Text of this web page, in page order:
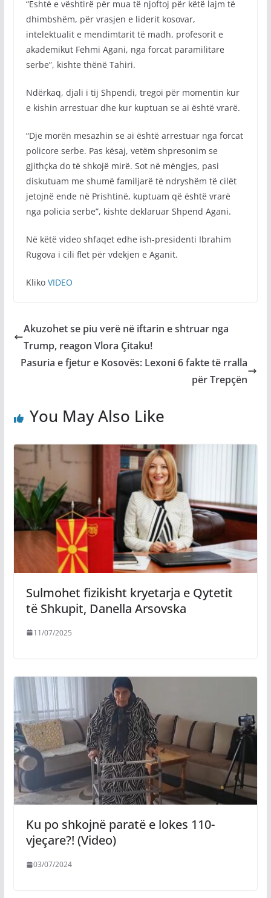
“Është e vështirë për mua të njoftoj për këtë lajm të
dhimbshëm, për vrasjen e liderit kosovar,
intelektualit e mendimtarit të madh, profesorit e
akademikut Fehmi Agani, nga forcat paramilitare
serbe”, kishte thënë Tahiri.
Ndërkaq, djali i tij Shpendi, tregoi për momentin kur
e kishin arrestuar dhe kur kuptuan se ai është vrarë.
“Dje morën mesazhin se ai është arrestuar nga forcat
policore serbe. Pas kësaj, vetëm shpresonim se
gjithçka do të shkojë mirë. Sot në mëngjes, pasi
diskutuam me shumë familjarë të ndryshëm të cilët
jetojnë ende në Prishtinë, kuptuam që është vrarë
nga policia serbe”, kishte deklaruar Shpend Agani.
Në këtë video shfaqet edhe ish-presidenti Ibrahim
Rugova i cili flet për vdekjen e Aganit.
Kliko VIDEO
Akuzohet se piu verë në iftarin e shtruar nga
Trump, reagon Vlora Çitaku!
Pasuria e fjetur e Kosovës: Lexoni 6 fakte të rralla
për Trepçën
You May Also Like
Sulmohet fizikisht kryetarja e Qytetit
të Shkupit, Danella Arsovska
11/07/2025
Ku po shkojnë paratë e lokes 110-
vjeçare?! (Video)
03/07/2024